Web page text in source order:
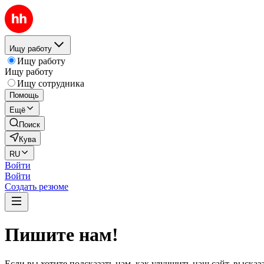
Ищу работу
Ищу работу
Ищу работу
Ищу сотрудника
Помощь
Ещё
Поиск
Кува
RU
Войти
Войти
Создать резюме
Пишите нам!